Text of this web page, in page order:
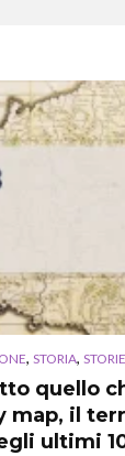
, STORIA, STORIE
quello
map, il
ultimi